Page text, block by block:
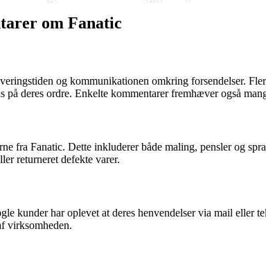
om Fanatic
og kommunikationen omkring forsendelser.
deres ordre. Enkelte kommentarer fremhæver også
fra Fanatic. Dette inkluderer både maling, pensler og
returneret defekte varer.
kunder har oplevet at deres henvendelser via mail eller
virksomheden.